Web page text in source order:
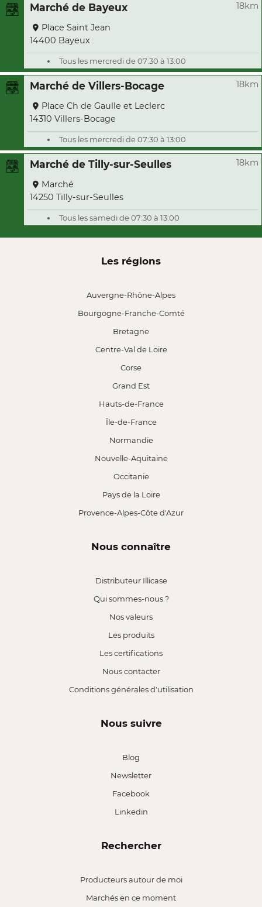
Marché de Bayeux 18km
Place Saint Jean
14400 Bayeux
Tous les mercredi de 07:30 à 13:00
Marché de Villers-Bocage 18km
Place Ch de Gaulle et Leclerc
14310 Villers-Bocage
Tous les mercredi de 07:30 à 13:00
Marché de Tilly-sur-Seulles 18km
Marché
14250 Tilly-sur-Seulles
Tous les samedi de 07:30 à 13:00
Les régions
Auvergne-Rhône-Alpes
Bourgogne-Franche-Comté
Bretagne
Centre-Val de Loire
Corse
Grand Est
Hauts-de-France
Île-de-France
Normandie
Nouvelle-Aquitaine
Occitanie
Pays de la Loire
Provence-Alpes-Côte d'Azur
Nous connaître
Distributeur Illicase
Qui sommes-nous ?
Nos valeurs
Les produits
Les certifications
Nous contacter
Conditions générales d'utilisation
Nous suivre
Blog
Newsletter
Facebook
Linkedin
Rechercher
Producteurs autour de moi
Marchés en ce moment